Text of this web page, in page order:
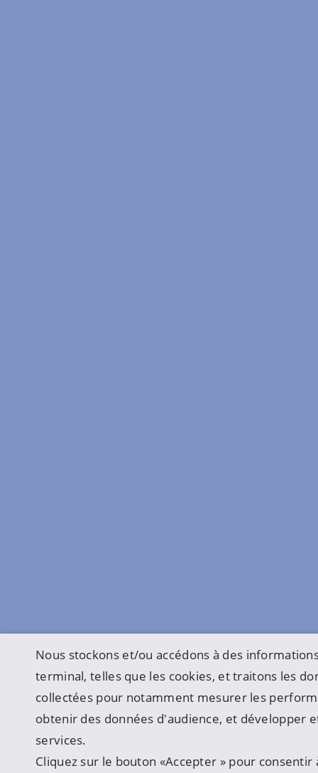
Nous stockons et/ou accédons à des
terminal, telles que les cookies, et traitons les
collectées pour notamment mesurer les
obtenir des données d'audience, et développer
services.
Cliquez sur le bouton «Accepter » pour consentir